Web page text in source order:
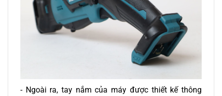
- Ngoài ra, tay nắm của máy được thiết kế thông